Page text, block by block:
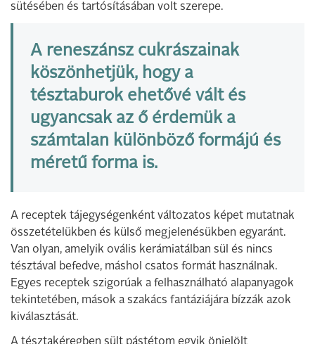
sütésében és tartósításában volt szerepe.
A reneszánsz cukrászainak
köszönhetjük, hogy a
tésztaburok ehetővé vált és
ugyancsak az ő érdemük a
számtalan különböző formájú és
méretű forma is.
A receptek tájegységenként változatos képet mutatnak
összetételükben és külső megjelenésükben egyaránt.
Van olyan, amelyik ovális kerámiatálban sül és nincs
tésztával befedve, máshol csatos formát használnak.
Egyes receptek szigorúak a felhasználható alapanyagok
tekintetében, mások a szakács fantáziájára bízzák azok
kiválasztását.
A tésztakéregben sült pástétom egyik önjelölt